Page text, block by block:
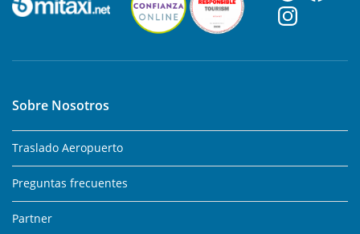
Sobre Nosotros
Traslado Aeropuerto
Preguntas frecuentes
Partner